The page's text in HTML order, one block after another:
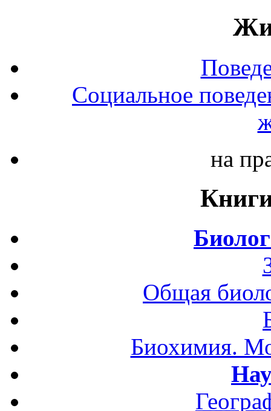
Социальное
на
Общая
Биохимия.